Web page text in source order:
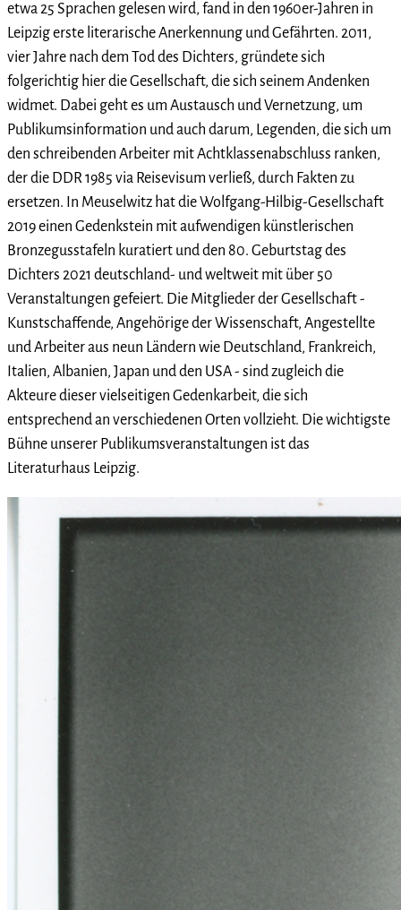
etwa 25 Sprachen gelesen wird, fand in den 1960er-Jahren in
Leipzig erste literarische Anerkennung und Gefährten. 2011,
vier Jahre nach dem Tod des Dichters, gründete sich
folgerichtig hier die Gesellschaft, die sich seinem Andenken
widmet. Dabei geht es um Austausch und Vernetzung, um
Publikumsinformation und auch darum, Legenden, die sich um
den schreibenden Arbeiter mit Achtklassenabschluss ranken,
der die DDR 1985 via Reisevisum verließ, durch Fakten zu
ersetzen. In Meuselwitz hat die Wolfgang-Hilbig-Gesellschaft
2019 einen Gedenkstein mit aufwendigen künstlerischen
Bronzegusstafeln kuratiert und den 80. Geburtstag des
Dichters 2021 deutschland- und weltweit mit über 50
Veranstaltungen gefeiert. Die Mitglieder der Gesellschaft -
Kunstschaffende, Angehörige der Wissenschaft, Angestellte
und Arbeiter aus neun Ländern wie Deutschland, Frankreich,
Italien, Albanien, Japan und den USA - sind zugleich die
Akteure dieser vielseitigen Gedenkarbeit, die sich
entsprechend an verschiedenen Orten vollzieht. Die wichtigste
Bühne unserer Publikumsveranstaltungen ist das
Literaturhaus Leipzig.